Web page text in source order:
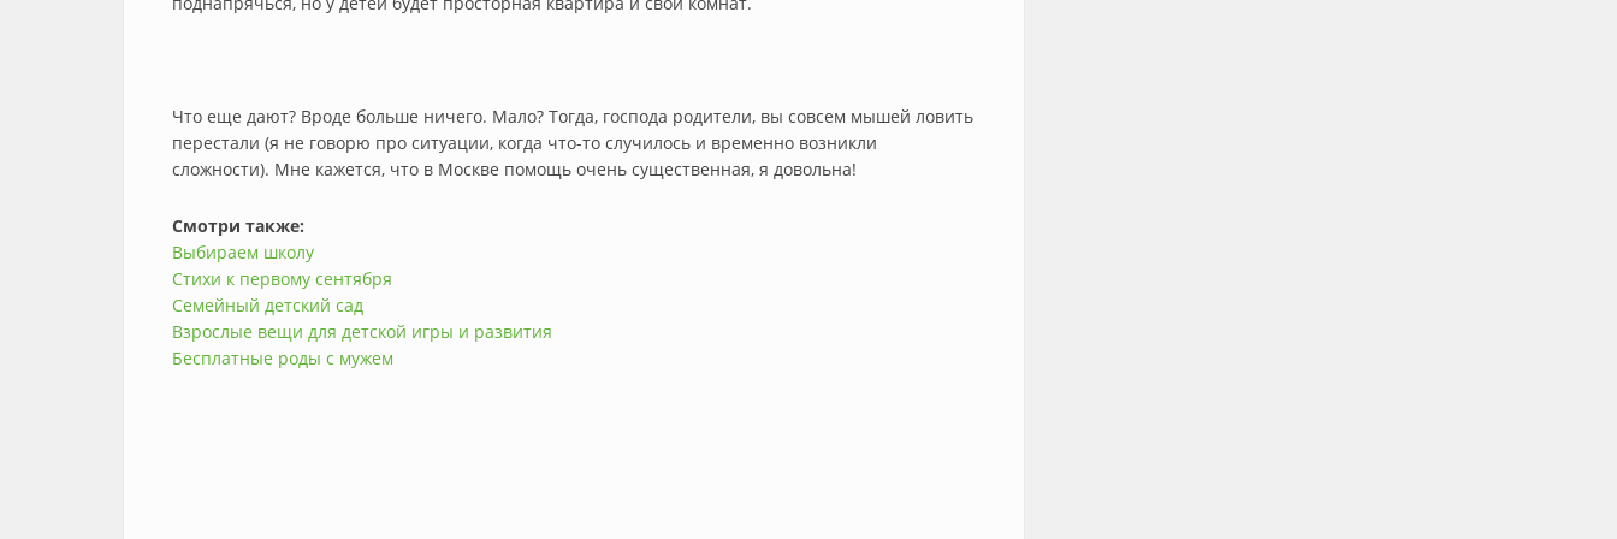
Что еще дают? Вроде больше ничего. Мало? Тогда, господа родители, вы совсем мышей ловить
перестали (я не говорю про ситуации, когда что-то случилось и временно возникли
сложности). Мне кажется, что в Москве помощь очень существенная, я довольна!
Смотри также:
Выбираем школу
Стихи к первому сентября
Семейный детский сад
Взрослые вещи для детской игры и развития
Бесплатные роды с мужем